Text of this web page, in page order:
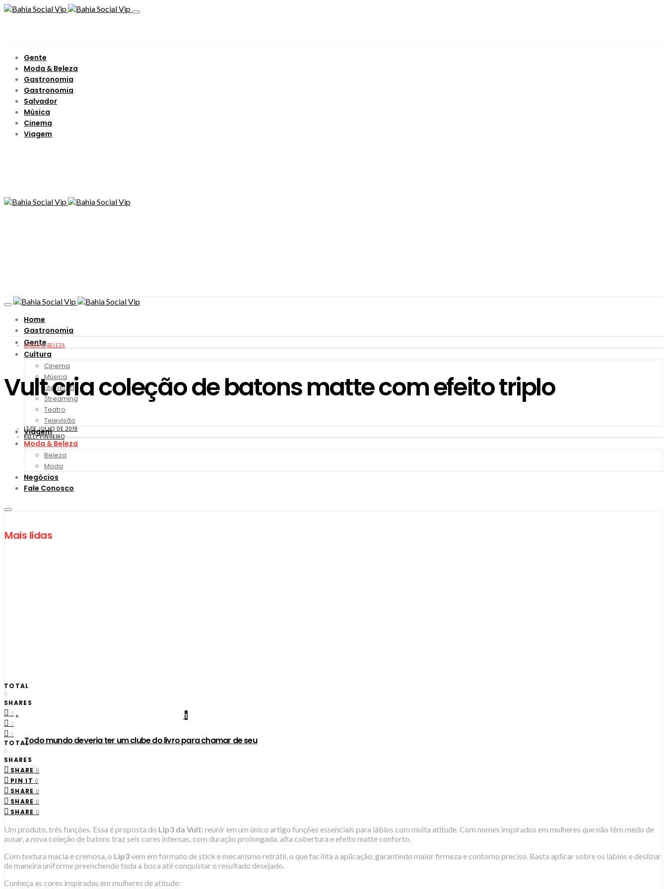
Gente
Moda & Beleza
Gastronomia
Gastronomia
Salvador
Música
Cinema
Viagem
Home
Gastronomia
Gente
Cultura
Cinema
Música
Literatura
Streaming
Teatro
Televisão
Viagem
Moda & Beleza
Beleza
Moda
Negócios
Fale Conosco
Mais lidas
1
Todo mundo deveria ter um clube do livro para chamar de seu
MODA & BELEZA
Vult cria coleção de batons matte com efeito triplo
17 DE JULHO DE 2019
KELLY PINHEIRO
TOTAL
0
SHARES
0
0
0
TOTAL
0
SHARES
SHARE 0
PIN IT 0
SHARE 0
SHARE 0
SHARE 0
Um produto, três funções. Essa é proposta do Lip3 da Vult: reunir em um único artigo funções essenciais para lábios com muita atitude. Com nomes inspirados em mulheres que não têm medo de
ousar, a nova coleção de batons traz seis cores intensas, com duração prolongada, alta cobertura e efeito matte conforto.
Com textura macia e cremosa, o Lip3vem em formato de stick e mecanismo retrátil, o que facilita a aplicação, garantindo maior firmeza e contorno preciso. Basta aplicar sobre os lábios e deslizar
de maneira uniforme preenchendo toda a boca até conquistar o resultado desejado.
Conheça as cores inspiradas em mulheres de atitude: